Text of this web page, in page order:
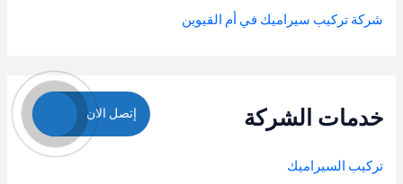
شركة تركيب سيراميك في أم القيوين
خدمات الشركة
تركيب السيراميك
إتصل الان